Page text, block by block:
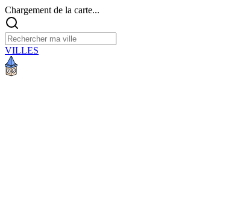
Chargement de la carte...
VILLES